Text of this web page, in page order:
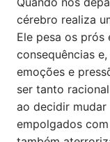
cérebro realiza
Ele pesa os prós
consequências
emoções e
ser tanto
ao decidir
empolgados